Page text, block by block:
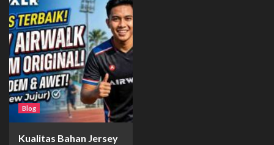
Blog
Kualitas Bahan Jersey